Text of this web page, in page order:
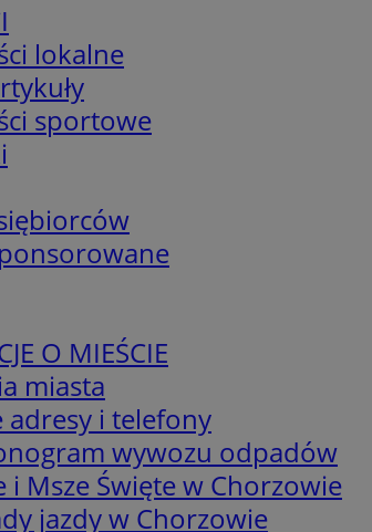
lokalne
sportowe
O MIEŚCIE
miasta
adresy i telefony
wywozu odpadów
i Msze Święte w Chorzowie
jazdy w Chorzowie